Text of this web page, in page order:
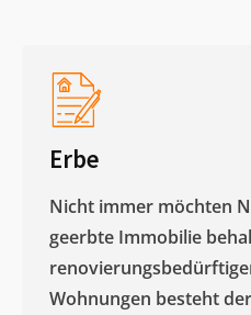
Erbe
Nicht immer möchten
geerbte Immobilie
Wohnungen besteht